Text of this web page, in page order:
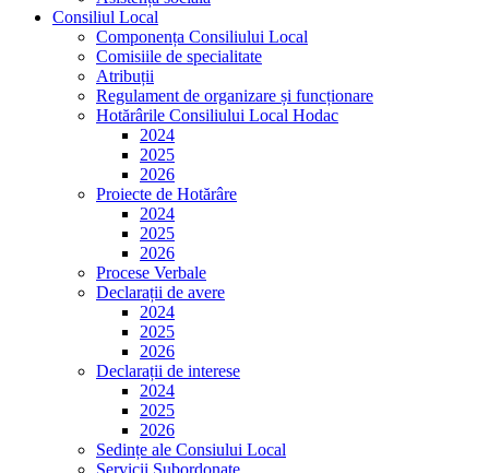
Consiliul Local
Componența Consiliului Local
Comisiile de specialitate
Atribuții
Regulament de organizare și funcționare
Hotărârile Consiliului Local Hodac
2024
2025
2026
Proiecte de Hotărâre
2024
2025
2026
Procese Verbale
Declarații de avere
2024
2025
2026
Declarații de interese
2024
2025
2026
Sedințe ale Consiului Local
Servicii Subordonate